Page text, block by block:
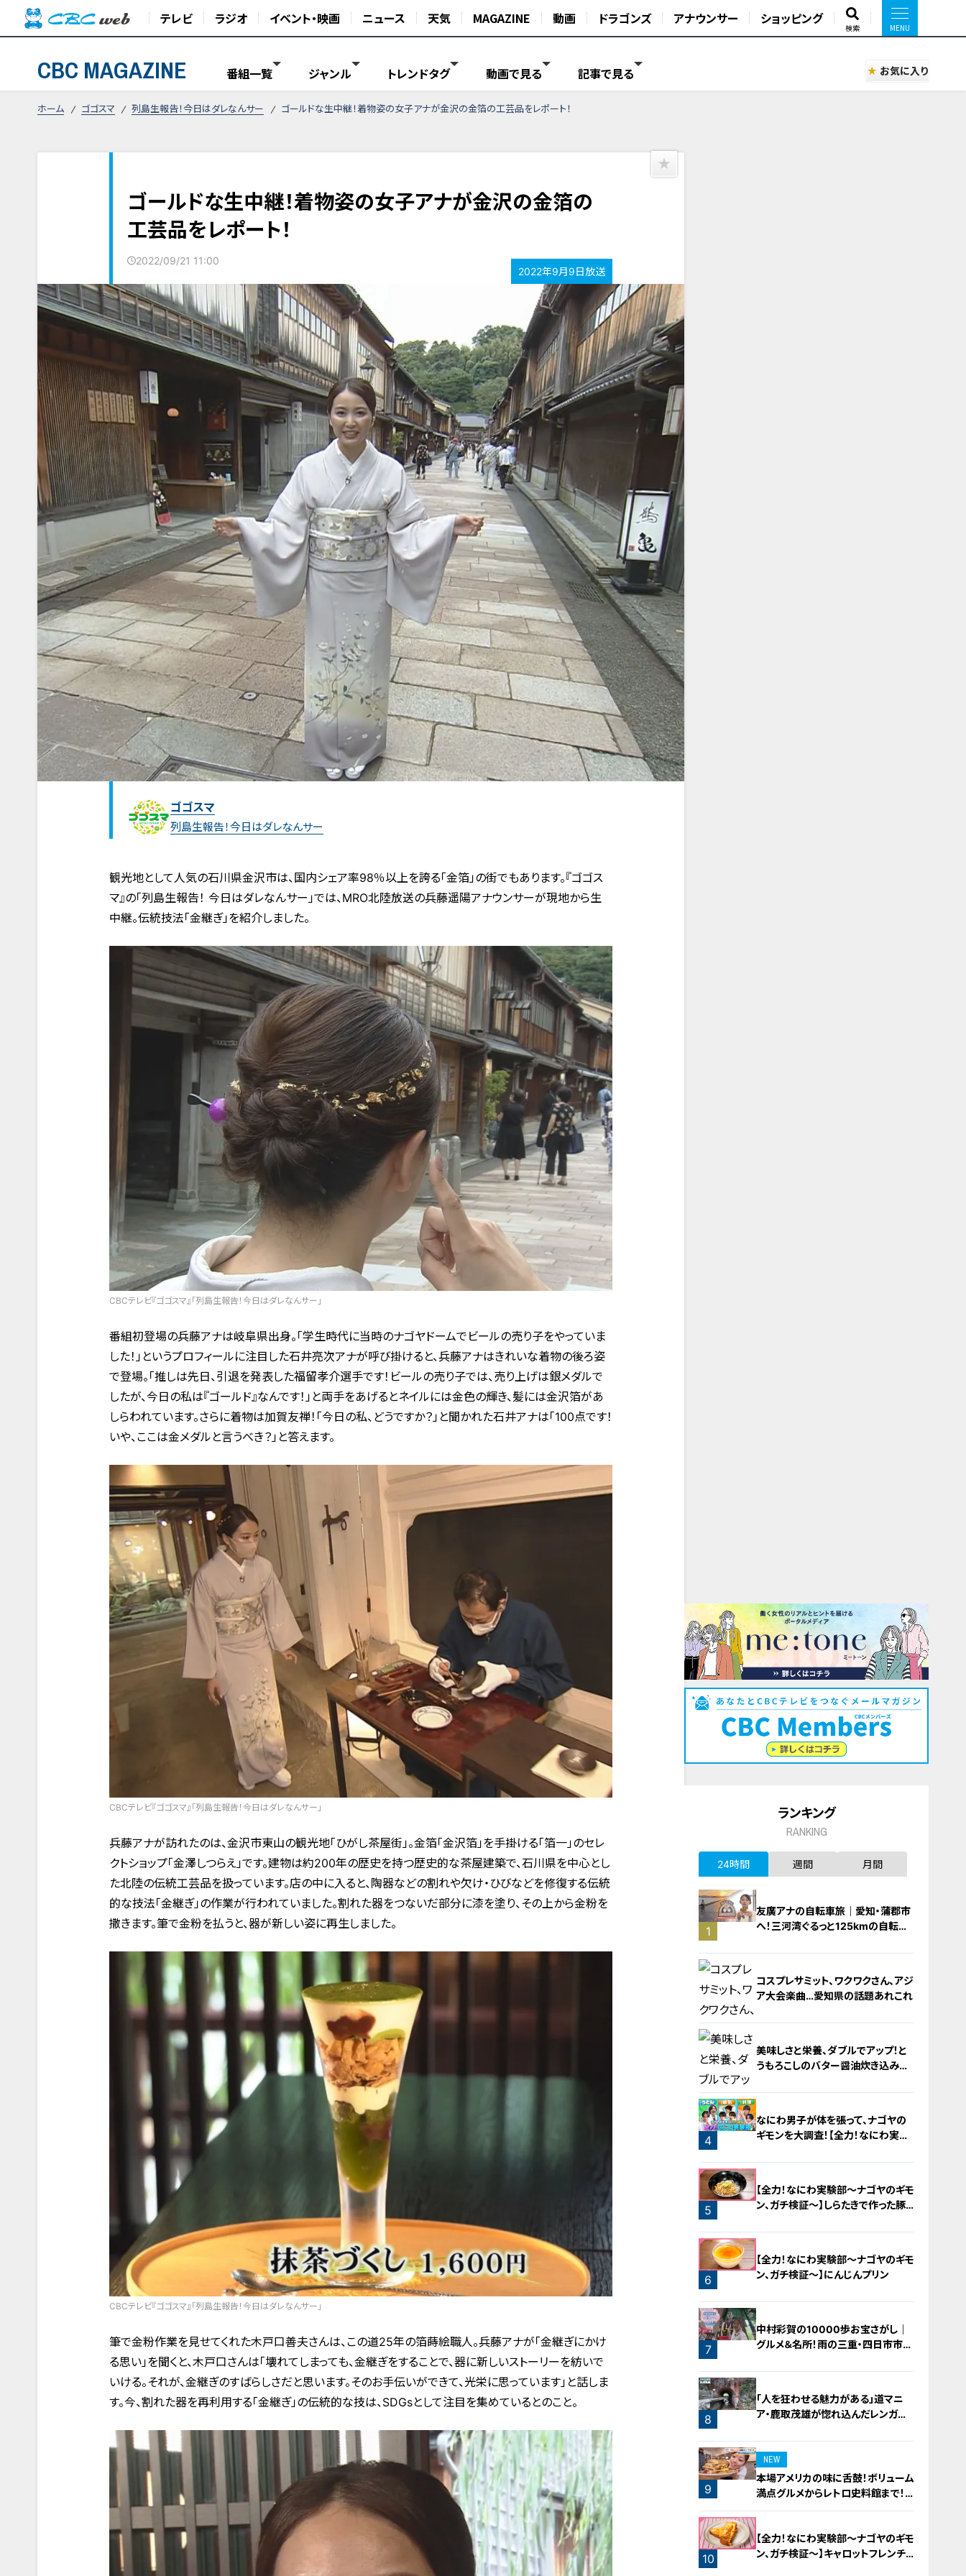
テレビ ラジオ イベント・映画 ニュース 天気 MAGAZINE 動画 ドラゴンズ アナウンサー ショッピング
検索
CBC MAGAZINE 番組一覧 ジャンル トレンドタグ 動画で見る 記事で見る お気に入り
ホーム ゴゴスマ 列島生報告！今日はダレなんサー ゴールドな生中継！着物姿の女子アナが金沢の金箔の工芸品をレポート！
ゴールドな生中継！着物姿の女子アナが金沢の金箔の
工芸品をレポート！
2022/09/21 11:00
2022年9月9日放送
ゴゴスマ
列島生報告！今日はダレなんサー
観光地として人気の石川県金沢市は、国内シェア率98％以上を誇る「金箔」の街でもあります。『ゴゴス
マ』の「列島生報告！ 今日はダレなんサー」では、MRO北陸放送の兵藤遥陽アナウンサーが現地から生
中継。伝統技法「金継ぎ」を紹介しました。
CBCテレビ『ゴゴスマ』「列島生報告！今日はダレなんサー」
番組初登場の兵藤アナは岐阜県出身。「学生時代に当時のナゴヤドームでビールの売り子をやっていま
した！」というプロフィールに注目した石井亮次アナが呼び掛けると、兵藤アナはきれいな着物の後ろ姿
で登場。「推しは先日、引退を発表した福留孝介選手です！ビールの売り子では、売り上げは銀メダルで
したが、今日の私は『ゴールド』なんです！」と両手をあげるとネイルには金色の輝き、髪には金沢箔があ
しらわれています。さらに着物は加賀友禅！「今日の私、どうですか？」と聞かれた石井アナは「100点です！
いや、ここは金メダルと言うべき？」と答えます。
CBCテレビ『ゴゴスマ』「列島生報告！今日はダレなんサー」
兵藤アナが訪れたのは、金沢市東山の観光地「ひがし茶屋街」。金箔「金沢箔」を手掛ける「箔一」のセレ
クトショップ「金澤しつらえ」です。建物は約200年の歴史を持つ歴史的な茶屋建築で、石川県を中心とし
た北陸の伝統工芸品を扱っています。店の中に入ると、陶器などの割れや欠け・ひびなどを修復する伝統
的な技法「金継ぎ」の作業が行われていました。割れた器をつないだ部分に漆を塗り、その上から金粉を
撒きます。筆で金粉を払うと、器が新しい姿に再生しました。
CBCテレビ『ゴゴスマ』「列島生報告！今日はダレなんサー」
筆で金粉作業を見せてくれた木戸口善夫さんは、この道25年の箔蒔絵職人。兵藤アナが「金継ぎにかけ
る思い」を聞くと、木戸口さんは「壊れてしまっても、金継ぎをすることで、器に新しいストーリーを紡いで
いける。それが、金継ぎのすばらしさだと思います。そのお手伝いができて、光栄に思っています」と話しま
す。今、割れた器を再利用する「金継ぎ」の伝統的な技は、SDGsとして注目を集めているとのこと。
ランキング
RANKING
24時間 週間 月間
1
友廣アナの自転車旅｜愛知・蒲郡市
へ！三河湾ぐるっと125kmの自転車
2
コスプレサミット、ワクワクさん、アジ
ア大会楽曲…愛知県の話題あれこれ
3
美味しさと栄養、ダブルでアップ！と
うもろこしのバター醤油炊き込みご
4
なにわ男子が体を張って、ナゴヤの
ギモンを大調査！【全力！なにわ実験
5
【全力！なにわ実験部～ナゴヤのギモ
ン、ガチ検証～】しらたきで作った豚
6
【全力！なにわ実験部～ナゴヤのギモ
ン、ガチ検証～】にんじんプリン
7
中村彩賀の10000歩お宝さがし｜
グルメ＆名所！雨の三重・四日市市で
8
「人を狂わせる魅力がある」道マニ
ア・鹿取茂雄が惚れ込んだレンガの
9
NEW
本場アメリカの味に舌鼓！ボリューム
満点グルメからレトロ史料館まで！
愛知・東海市の感動スポット3選
10
【全力！なにわ実験部～ナゴヤのギモ
ン、ガチ検証～】キャロットフレンチ